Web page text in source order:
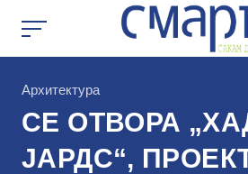
КАтегорија
Архитектура
СЕ ОТВОРА
ЈАРДС“,